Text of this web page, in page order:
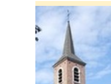
Aller au contenu